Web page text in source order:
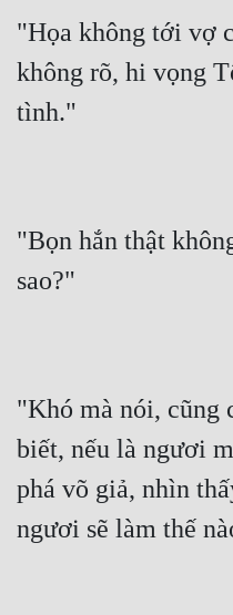
"Họa không tới vợ
không rõ, hi vọng
tình."
"Bọn hắn thật
sao?"
"Khó mà nói, cũng
biết, nếu là ngươi
phá võ giả, nhìn
ngươi sẽ làm thế